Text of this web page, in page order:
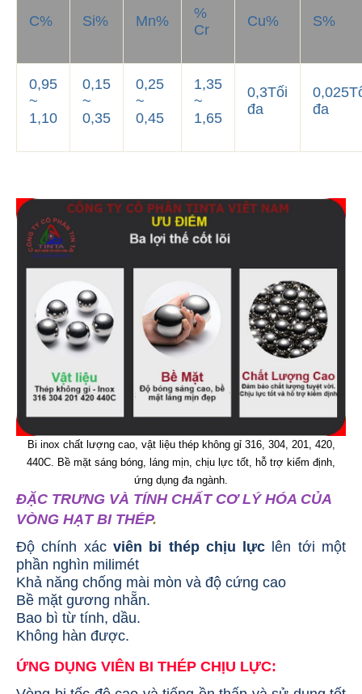
C% Si% Mn%
%
Cr
Cu% S%
0,95
~
1,10
0,15
~
0,35
0,25
~
0,45
1,35
~
1,65
0,3Tối
đa
đa
Bi inox chất lượng cao, vật liệu thép không gỉ 316, 304, 201, 420,
440C. Bề mặt sáng bóng, láng mịn, chịu lực tốt, hỗ trợ kiểm định,
ứng dụng đa ngành.
ĐẶC TRƯNG VÀ TÍNH CHẤT CƠ LÝ HÓA CỦA
VÒNG HẠT BI THÉP.
Độ chính xác viên bi thép chịu lực lên tới một
phần nghìn milimét
Khả năng chống mài mòn và độ cứng cao
Bề mặt gương nhẵn.
Bao bì từ tính, dầu.
Không hàn được.
ỨNG DỤNG VIÊN BI THÉP CHỊU LỰC: